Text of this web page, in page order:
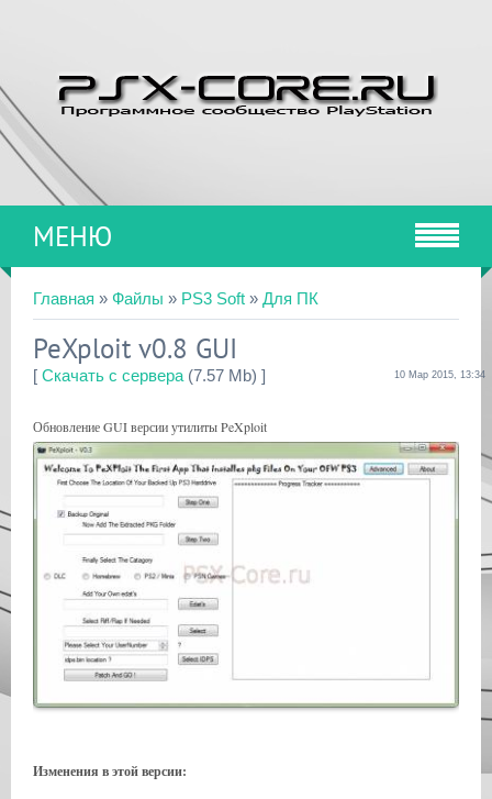
МЕНЮ
Главная » Файлы » PS3 Soft » Для ПК
PeXploit v0.8 GUI
[ Скачать с сервера (7.57 Mb) ] 10 Мар 2015, 13:34
Обновление GUI версии утилиты PeXploit
Изменения в этой версии: